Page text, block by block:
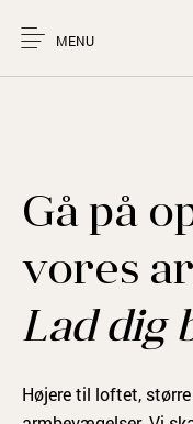
MENU
Gå på
vores
Lad dig
Højere til loftet,